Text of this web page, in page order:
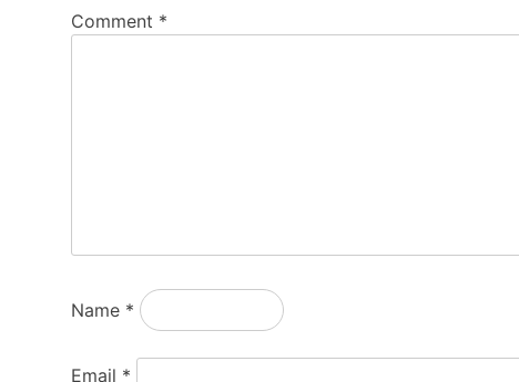
Comment *
Name *
Email *